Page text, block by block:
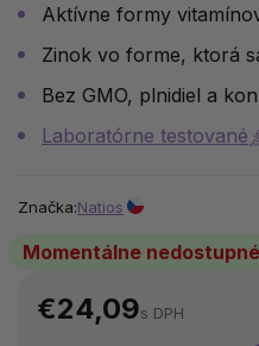
€24,09s DPH
Aktívne formy
Zinok vo forme, ktorá
Bez GMO, plnidiel a
Laboratórne testované
Značka:Natios
Momentálne nedostupné